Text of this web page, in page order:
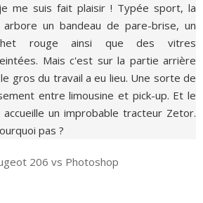
me suis fait plaisir ! Typée sport, la
arbore un bandeau de pare-brise, un
rouge ainsi que des vitres
Mais c'est sur la partie arrière
gros du travail a eu lieu. Une sorte de
entre limousine et pick-up. Et le
un improbable tracteur Zetor.
pas ?